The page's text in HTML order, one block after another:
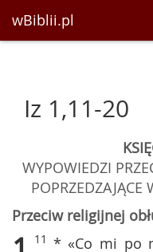
wBiblii.pl
Iz 1,11-20
WYPOWIEDZI
POPRZEDZAJĄCE
Przeciw religijnej
11 * «Co mi po